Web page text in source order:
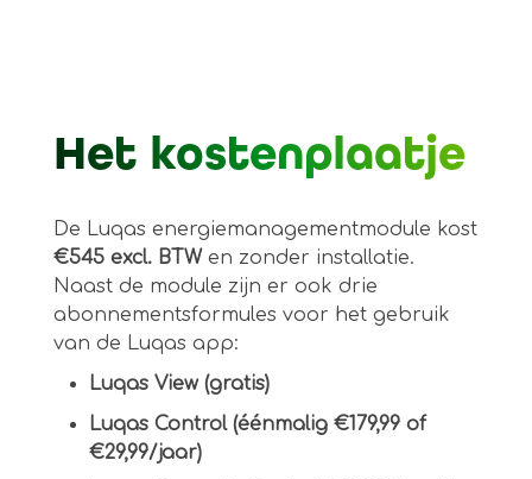
Het kostenplaatje
De Luqas energiemanagementmodule kost
€545 excl. BTW en zonder installatie.
Naast de module zijn er ook drie
abonnementsformules voor het gebruik
van de Luqas app:
Luqas View (gratis)
Luqas Control (éénmalig €179,99 of
€29,99/jaar)